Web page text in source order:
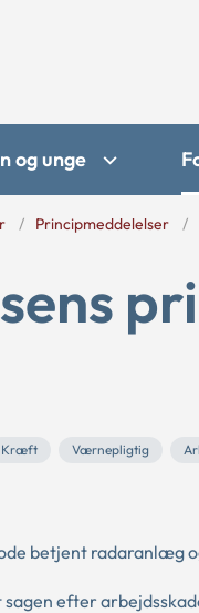
og unge
Principmeddelelser
Kræft Værnepligtig
betjent radaranlæg
efter